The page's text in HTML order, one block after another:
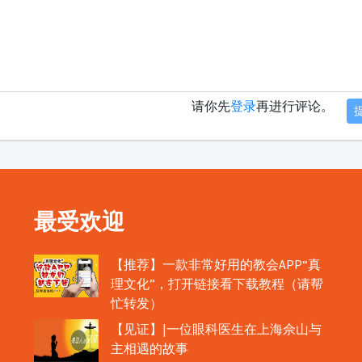
请你先登录再进行评论。
最受欢迎
【推荐】一款非常好用的教会APP“真
理文化”，打开链接看下载教程（请帮
忙转发）
【见证】|一位眼科医生在上海佘山与
主相遇的故事